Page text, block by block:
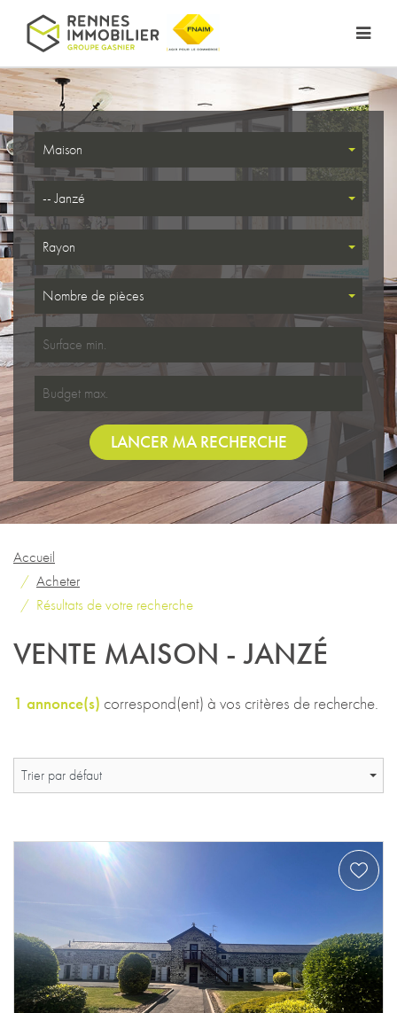
Maison
-- Janzé
Rayon
Nombre de pièces
LANCER MA RECHERCHE
Accueil
Acheter
Résultats de votre recherche
VENTE MAISON - JANZÉ
1 annonce(s) correspond(ent) à vos critères de recherche.
Trier par défaut